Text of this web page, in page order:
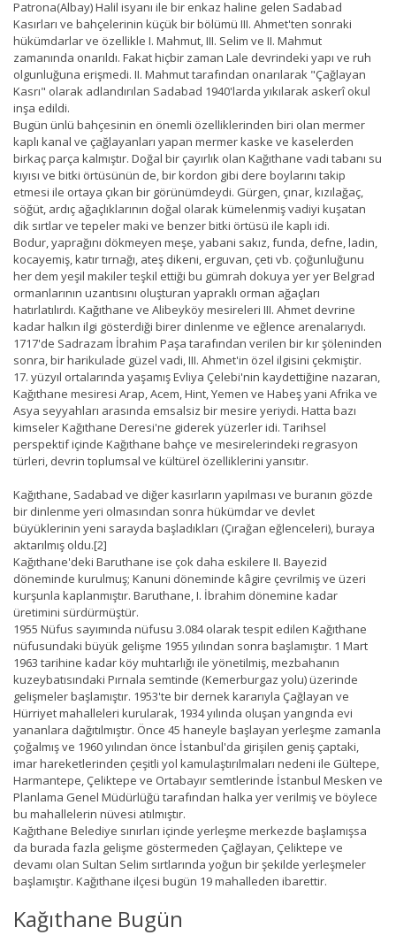
Patrona(Albay) Halil isyanı ile bir enkaz haline gelen Sadabad
Kasırları ve bahçelerinin küçük bir bölümü III. Ahmet'ten sonraki
hükümdarlar ve özellikle I. Mahmut, III. Selim ve II. Mahmut
zamanında onarıldı. Fakat hiçbir zaman Lale devrindeki yapı ve ruh
olgunluğuna erişmedi. II. Mahmut tarafından onarılarak "Çağlayan
Kasrı" olarak adlandırılan Sadabad 1940'larda yıkılarak askerî okul
inşa edildi.
Bugün ünlü bahçesinin en önemli özelliklerinden biri olan mermer
kaplı kanal ve çağlayanları yapan mermer kaske ve kaselerden
birkaç parça kalmıştır. Doğal bir çayırlık olan Kağıthane vadi tabanı su
kıyısı ve bitki örtüsünün de, bir kordon gibi dere boylarını takip
etmesi ile ortaya çıkan bir görünümdeydi. Gürgen, çınar, kızılağaç,
söğüt, ardıç ağaçlıklarının doğal olarak kümelenmiş vadiyi kuşatan
dik sırtlar ve tepeler maki ve benzer bitki örtüsü ile kaplı idi.
Bodur, yaprağını dökmeyen meşe, yabani sakız, funda, defne, ladin,
kocayemiş, katır tırnağı, ateş dikeni, erguvan, çeti vb. çoğunluğunu
her dem yeşil makiler teşkil ettiği bu gümrah dokuya yer yer Belgrad
ormanlarının uzantısını oluşturan yapraklı orman ağaçları
hatırlatılırdı. Kağıthane ve Alibeyköy mesireleri III. Ahmet devrine
kadar halkın ilgi gösterdiği birer dinlenme ve eğlence arenalarıydı.
1717'de Sadrazam İbrahim Paşa tarafından verilen bir kır şöleninden
sonra, bir harikulade güzel vadi, III. Ahmet'in özel ilgisini çekmiştir.
17. yüzyıl ortalarında yaşamış Evliya Çelebi'nin kaydettiğine nazaran,
Kağıthane mesiresi Arap, Acem, Hint, Yemen ve Habeş yani Afrika ve
Asya seyyahları arasında emsalsiz bir mesire yeriydi. Hatta bazı
kimseler Kağıthane Deresi'ne giderek yüzerler idi. Tarihsel
perspektif içinde Kağıthane bahçe ve mesirelerindeki regrasyon
türleri, devrin toplumsal ve kültürel özelliklerini yansıtır.
Kağıthane, Sadabad ve diğer kasırların yapılması ve buranın gözde
bir dinlenme yeri olmasından sonra hükümdar ve devlet
büyüklerinin yeni sarayda başladıkları (Çırağan eğlenceleri), buraya
aktarılmış oldu.[2]
Kağıthane'deki Baruthane ise çok daha eskilere II. Bayezid
döneminde kurulmuş; Kanuni döneminde kâgire çevrilmiş ve üzeri
kurşunla kaplanmıştır. Baruthane, I. İbrahim dönemine kadar
üretimini sürdürmüştür.
1955 Nüfus sayımında nüfusu 3.084 olarak tespit edilen Kağıthane
nüfusundaki büyük gelişme 1955 yılından sonra başlamıştır. 1 Mart
1963 tarihine kadar köy muhtarlığı ile yönetilmiş, mezbahanın
kuzeybatısındaki Pırnala semtinde (Kemerburgaz yolu) üzerinde
gelişmeler başlamıştır. 1953'te bir dernek kararıyla Çağlayan ve
Hürriyet mahalleleri kurularak, 1934 yılında oluşan yangında evi
yananlara dağıtılmıştır. Önce 45 haneyle başlayan yerleşme zamanla
çoğalmış ve 1960 yılından önce İstanbul'da girişilen geniş çaptaki,
imar hareketlerinden çeşitli yol kamulaştırılmaları nedeni ile Gültepe,
Harmantepe, Çeliktepe ve Ortabayır semtlerinde İstanbul Mesken ve
Planlama Genel Müdürlüğü tarafından halka yer verilmiş ve böylece
bu mahallelerin nüvesi atılmıştır.
Kağıthane Belediye sınırları içinde yerleşme merkezde başlamışsa
da burada fazla gelişme göstermeden Çağlayan, Çeliktepe ve
devamı olan Sultan Selim sırtlarında yoğun bir şekilde yerleşmeler
başlamıştır. Kağıthane ilçesi bugün 19 mahalleden ibarettir.
Kağıthane Bugün